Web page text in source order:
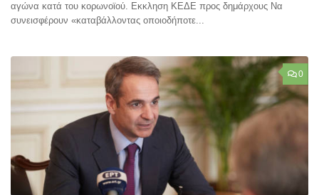
αγώνα κατά του κορωνοϊού. Εκκληση ΚΕΔΕ προς δημάρχους Να
συνεισφέρουν «καταβάλλοντας οποιοδήποτε...
0